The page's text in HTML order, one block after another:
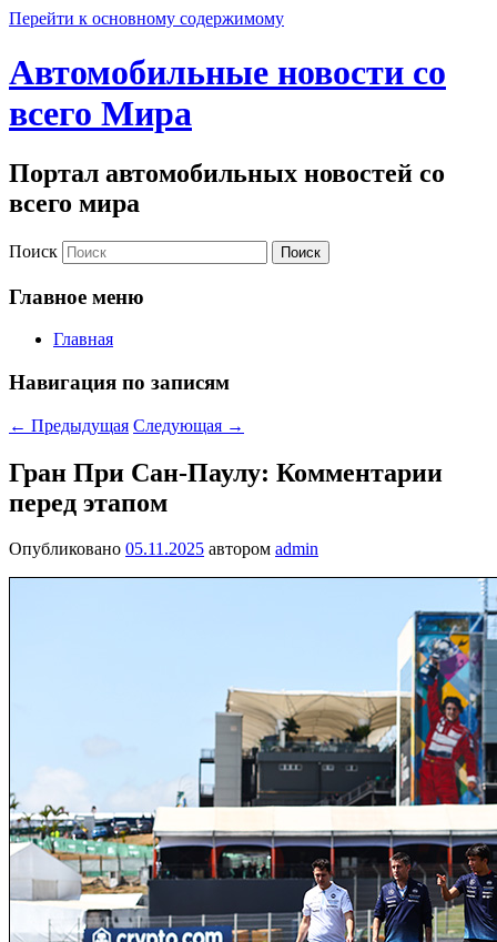
Перейти к основному содержимому
Автомобильные новости со
всего Мира
Портал автомобильных новостей со
всего мира
Поиск
Главное меню
Главная
Навигация по записям
← Предыдущая Следующая →
Гран При Сан-Паулу: Комментарии
перед этапом
Опубликовано 05.11.2025 автором admin